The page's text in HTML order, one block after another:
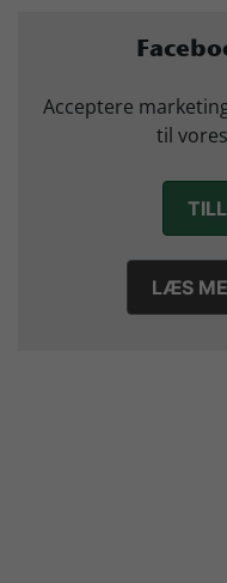
Marius Nørsøller
14. juli 2026
Acceptere
til
LÆS